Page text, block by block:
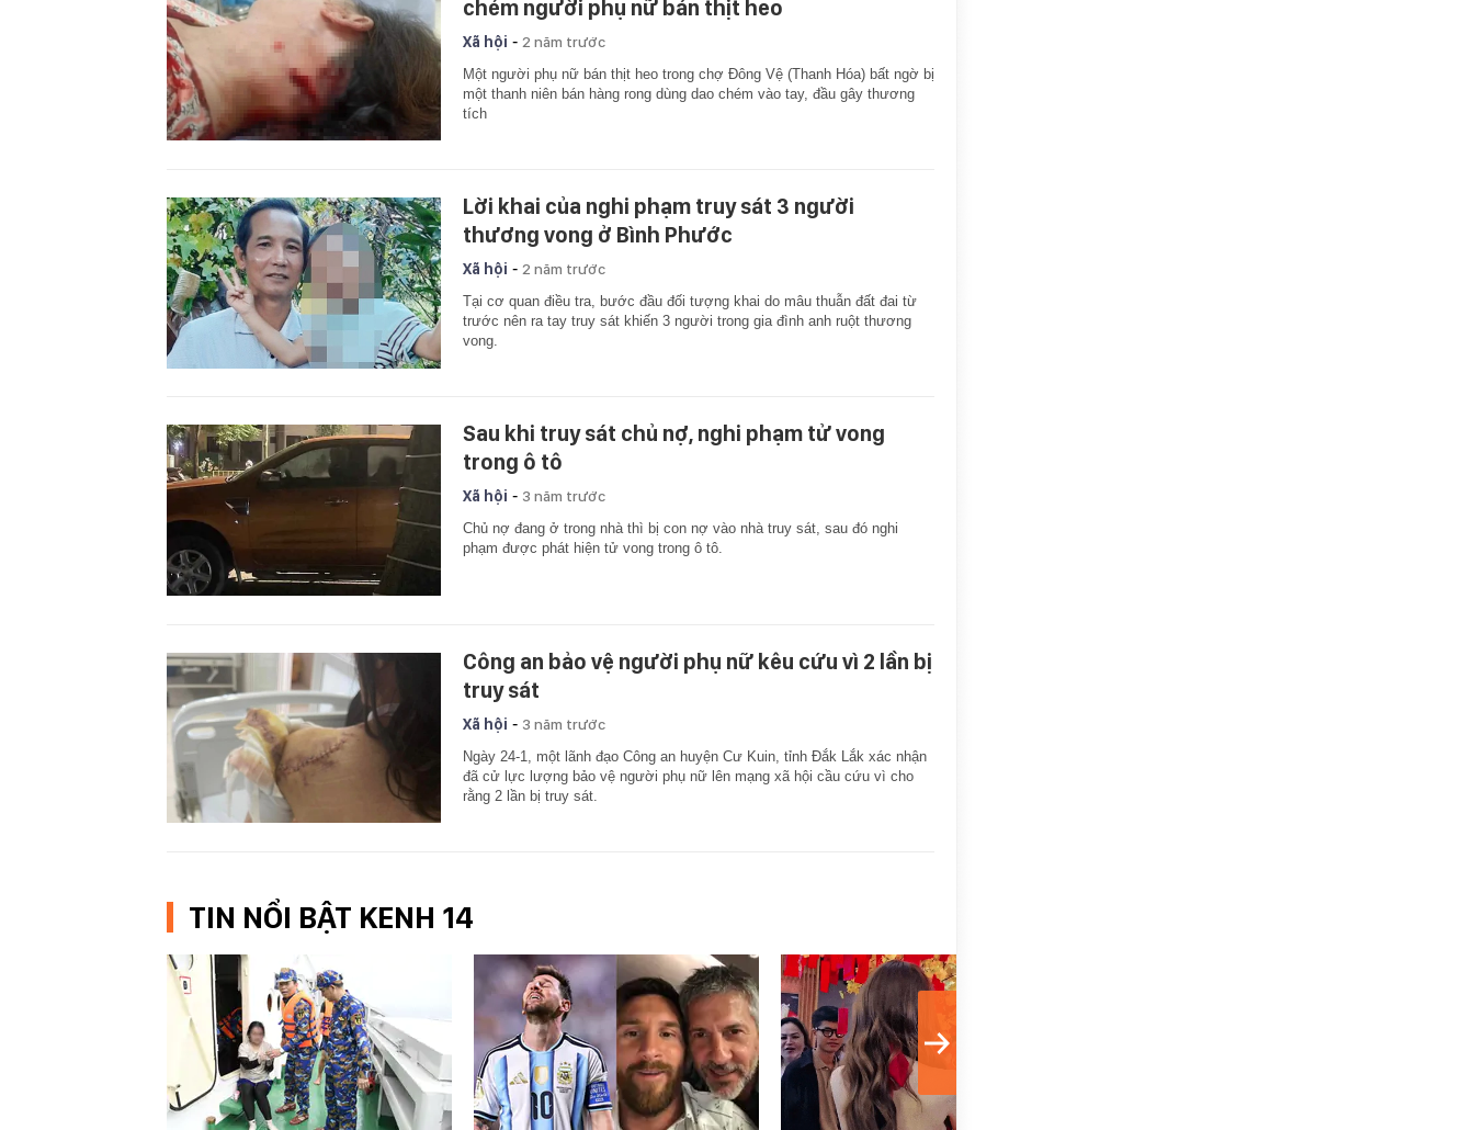
chém người phụ nữ bán thịt heo
Xã hội - 2 năm trước
Một người phụ nữ bán thịt heo trong chợ Đông Vệ (Thanh Hóa) bất ngờ bị
một thanh niên bán hàng rong dùng dao chém vào tay, đầu gây thương
tích
Lời khai của nghi phạm truy sát 3 người
thương vong ở Bình Phước
Xã hội - 2 năm trước
Tại cơ quan điều tra, bước đầu đối tượng khai do mâu thuẫn đất đai từ
trước nên ra tay truy sát khiến 3 người trong gia đình anh ruột thương
vong.
Sau khi truy sát chủ nợ, nghi phạm tử vong
trong ô tô
Xã hội - 3 năm trước
Chủ nợ đang ở trong nhà thì bị con nợ vào nhà truy sát, sau đó nghi
phạm được phát hiện tử vong trong ô tô.
Công an bảo vệ người phụ nữ kêu cứu vì 2 lần bị
truy sát
Xã hội - 3 năm trước
Ngày 24-1, một lãnh đạo Công an huyện Cư Kuin, tỉnh Đắk Lắk xác nhận
đã cử lực lượng bảo vệ người phụ nữ lên mạng xã hội cầu cứu vì cho
rằng 2 lần bị truy sát.
TIN NỔI BẬT KENH 14